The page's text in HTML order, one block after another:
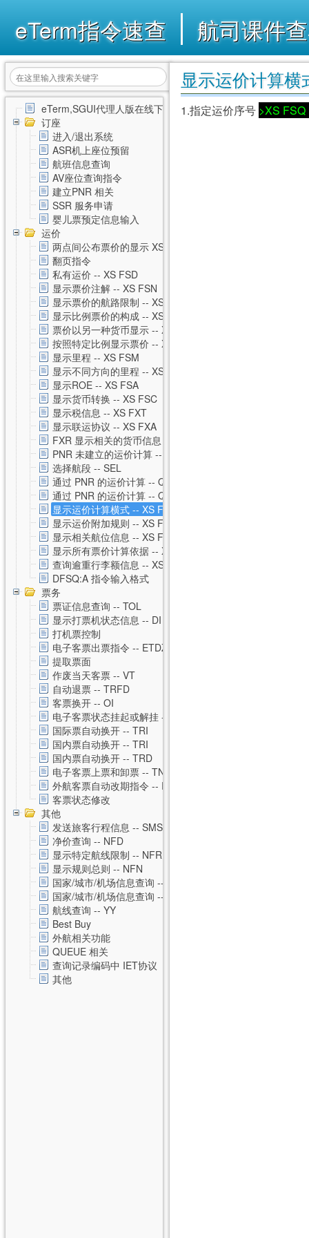
eTerm指令速查 航司课件
eTerm,SGUI代理人版在线下载
订座
进入/退出系统
ASR机上座位预留
航班信息查询
AV座位查询指令
建立PNR 相关
SSR 服务申请
婴儿票预定信息输入
运价
两点间公布票价的显示 XS FSD
翻页指令
私有运价 -- XS FSD
显示票价注解 -- XS FSN
显示票价的航路限制 -- XS FSL
显示比例票价的构成 -- XS FXH
票价以另一种货币显示 -- XS FXC
按照特定比例显示票价 -- XS FXM
显示里程 -- XS FSM
显示不同方向的里程 -- XS FSO
显示ROE -- XS FSA
显示货币转换 -- XS FSC
显示税信息 -- XS FXT
显示联运协议 -- XS FXA
FXR 显示相关的货币信息 -- XS FXR
PNR 未建立的运价计算 -- XS FSP
选择航段 -- SEL
通过 PNR 的运价计算 -- QTE
通过 PNR 的运价计算 -- QTE 私有运价
显示运价计算横式 -- XS FSQ
显示运价附加规则 -- XS FSG
显示相关航位信息 -- XS FSS
显示所有票价计算依据 -- XS FSU
查询逾重行李额信息 -- XS FSB
DFSQ:A 指令输入格式
票务
票证信息查询 -- TOL
显示打票机状态信息 -- DI
打机票控制
电子客票出票指令 -- ETDZ
提取票面
作废当天客票 -- VT
自动退票 -- TRFD
客票换开 -- OI
电子客票状态挂起或解挂 -- TSS
国际票自动换开 -- TRI
国内票自动换开 -- TRI
国内票自动换开 -- TRD
电子客票上票和卸票 -- TN
外航客票自动改期指令 -- RVAL
客票状态修改
其他
发送旅客行程信息 -- SMS
净价查询 -- NFD
显示特定航线限制 -- NFR
显示规则总则 -- NFN
国家/城市/机场信息查询 -- CNTZ
国家/城市/机场信息查询 -- CNTD
航线查询 -- YY
Best Buy
外航相关功能
QUEUE 相关
查询记录编码中 IET协议
其他
显示运价计算横
1.指定运价序号 >XS FSQ